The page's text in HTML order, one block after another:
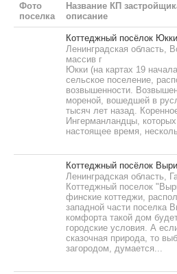
Фото
поселка
Название КП
описание
Коттеджный посёлок Юкки
Ленинградская область,
массив г
Юкки (на картах 19
сельское поселение,
возвышенности.
мореной, вошедшей в
тысяч лет назад.
Ингерманландцы,
настоящее время,
Коттеджный посёлок
Ленинградская область,
Коттеджный поселок
финские коттеджи,
западной части поселка
комфорта такой дом
городские условия. А
сказочная природа, то
загородом, думается...